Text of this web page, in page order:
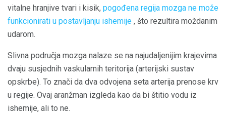
vitalne hranjive tvari i kisik, pogođena regija mozga ne može
funkcionirati u postavljanju ishemije , što rezultira moždanim
udarom.
Slivna područja mozga nalaze se na najudaljenijim krajevima
dvaju susjednih vaskularnih teritorija (arterijski sustav
opskrbe). To znači da dva odvojena seta arterija prenose krv
u regije. Ovaj aranžman izgleda kao da bi štitio vodu iz
ishemije, ali to ne.